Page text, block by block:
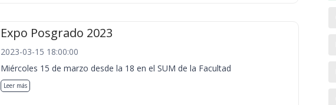
Expo Posgrado 2023
2023-03-15 18:00:00
Miércoles 15 de marzo desde la 18 en el SUM de la Facultad
Leer más